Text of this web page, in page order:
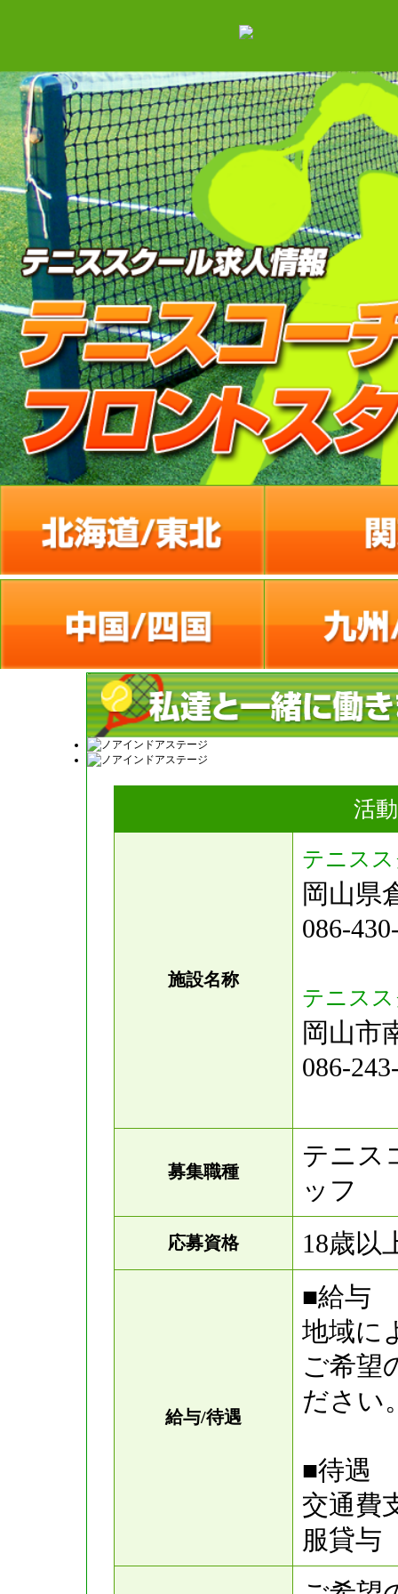
活
施設名称
テニス
岡山県
086-
テニス
岡山市
086-
募集職種
テニス
ッフ
応募資格 18歳以
給与/待遇
■給与
地域に
ご希望
ださい
■待遇
交通費
服貸与